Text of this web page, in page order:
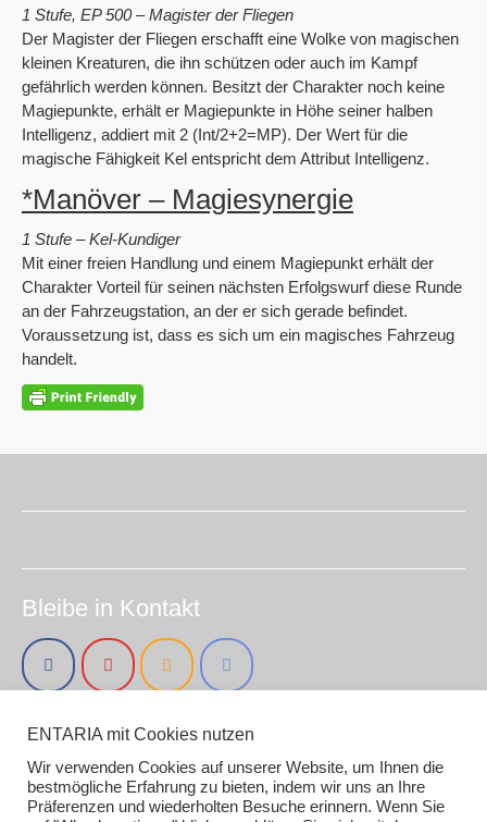
1 Stufe, EP 500 – Magister der Fliegen
Der Magister der Fliegen erschafft eine Wolke von magischen
kleinen Kreaturen, die ihn schützen oder auch im Kampf
gefährlich werden können. Besitzt der Charakter noch keine
Magiepunkte, erhält er Magiepunkte in Höhe seiner halben
Intelligenz, addiert mit 2 (Int/2+2=MP). Der Wert für die
magische Fähigkeit Kel entspricht dem Attribut Intelligenz.
*Manöver – Magiesynergie
1 Stufe – Kel-Kundiger
Mit einer freien Handlung und einem Magiepunkt erhält der
Charakter Vorteil für seinen nächsten Erfolgswurf diese Runde
an der Fahrzeugstation, an der er sich gerade befindet.
Voraussetzung ist, dass es sich um ein magisches Fahrzeug
handelt.
Bleibe in Kontakt
Impressum (smirc.de)
Datenschutz
Gender / AI Grafiken oder Texten
ENTARIA mit Cookies nutzen
Wir verwenden Cookies auf unserer Website, um Ihnen die
bestmögliche Erfahrung zu bieten, indem wir uns an Ihre
Präferenzen und wiederholten Besuche erinnern. Wenn Sie